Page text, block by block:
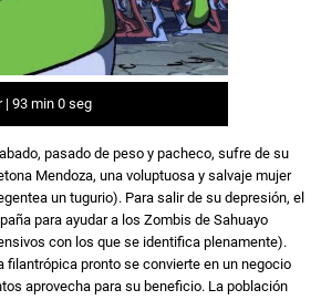
| 93 min 0 seg
pasado de peso y pacheco, sufre de su
Mendoza, una voluptuosa y salvaje mujer
un tugurio). Para salir de su depresión, el
para ayudar a los Zombis de Sahuayo
con los que se identifica plenamente).
filantrópica pronto se convierte en un negocio
aprovecha para su beneficio. La población